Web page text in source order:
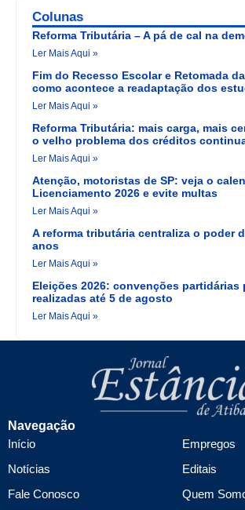
Colunas
Reforma Tributária – A pá de cal na
Ler Mais Aqui »
Fim do Recesso Escolar e Retomada
como acontece a readaptação dos
Ler Mais Aqui »
Reforma Tributária: mais carga, mais
o velho problema dos créditos
Ler Mais Aqui »
Atenção, motoristas de SP: veja o
Licenciamento 2026 e evite multas
Ler Mais Aqui »
A reforma tributária centraliza o poder
anos
Ler Mais Aqui »
Eleições 2026: convenções partidárias
realizadas até 5 de agosto
Ler Mais Aqui »
Navegação
Início
Notícias
Fale Conosco
Empregos
Editais
Quem